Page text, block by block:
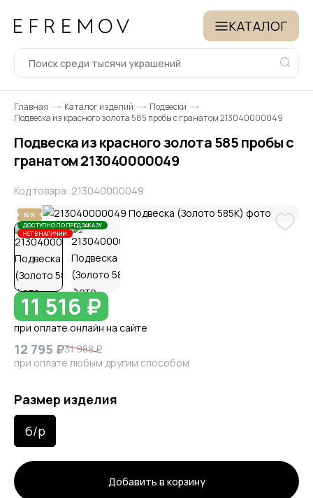
КАТАЛОГ
Главная Каталог изделий
Подвески
Подвеска из красного золота 585 пробы с гранатом 213040000049
Подвеска из красного золота 585 пробы с
гранатом 213040000049
Код товара: 213040000049
60%
ДОСТУПНО ПО ПРЕДЗАКАЗУ
НЕТ В НАЛИЧИИ
11 516 ₽
при оплате онлайн на сайте
12 795 ₽31 988 ₽
при оплате любым другим способом
Размер изделия
б/р
Добавить в корзину